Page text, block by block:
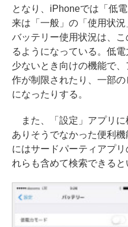
となり、iPhoneでは「低
来は「一般」の「使用状
バッテリー使用状況は、
るようになっている。低
少ないとき向けの機能で
作が制限されたり、一部
になったりする。
また、「設定」アプリに
ありそうでなかった便利
にはサードパーティアプ
れらも含めて検索できると